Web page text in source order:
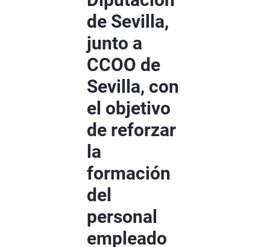
de Sevilla,
junto a
CCOO de
Sevilla, con
el objetivo
de reforzar
la
formación
del
personal
empleado